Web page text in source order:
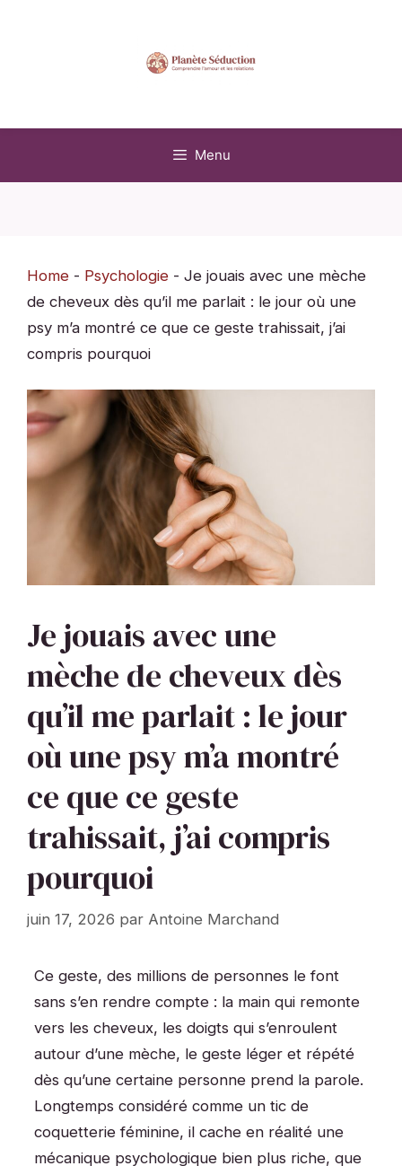
Menu
Home - Psychologie - Je jouais avec une mèche
de cheveux dès qu’il me parlait : le jour où une
psy m’a montré ce que ce geste trahissait, j’ai
compris pourquoi
Je jouais avec une
mèche de cheveux dès
qu’il me parlait : le jour
où une psy m’a montré
ce que ce geste
trahissait, j’ai compris
pourquoi
juin 17, 2026 par Antoine Marchand
Ce geste, des millions de personnes le font
sans s’en rendre compte : la main qui remonte
vers les cheveux, les doigts qui s’enroulent
autour d’une mèche, le geste léger et répété
dès qu’une certaine personne prend la parole.
Longtemps considéré comme un tic de
coquetterie féminine, il cache en réalité une
mécanique psychologique bien plus riche, que